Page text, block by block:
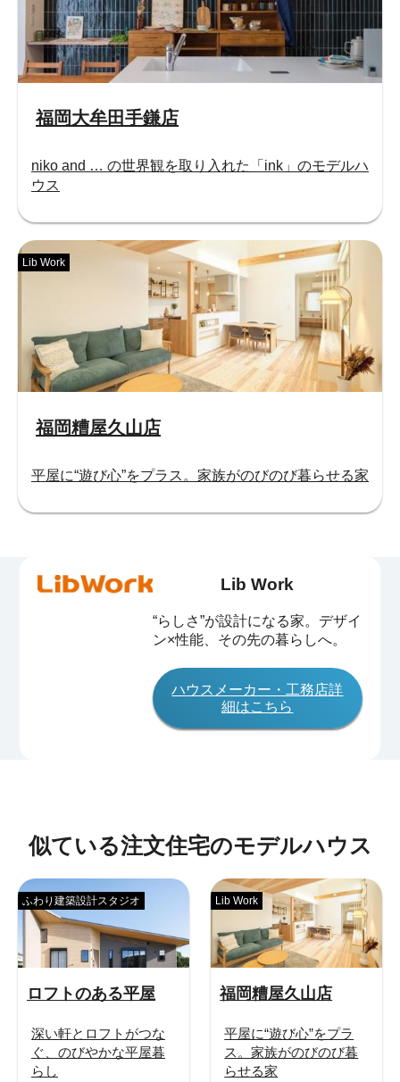
福岡大牟田手鎌店
niko and … の世界観を取り入れた「ink」のモデルハ
ウス
福岡糟屋久山店
Lib Work
平屋に“遊び心”をプラス。家族がのびのび暮らせる家
Lib Work
“らしさ”が設計になる家。デザイ
ン×性能、その先の暮らしへ。
ハウスメーカー・工務店詳
細はこちら
似ている注文住宅のモデルハウス
ロフトのある平屋
ふわり建築設計スタジオ
深い軒とロフトがつな
ぐ、のびやかな平屋暮
らし
福岡糟屋久山店
Lib Work
平屋に“遊び心”をプラ
ス。家族がのびのび暮
らせる家